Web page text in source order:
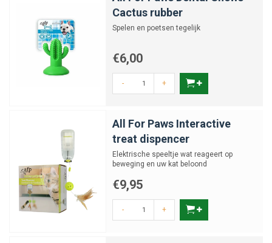
Cactus rubber
Spelen en poetsen tegelijk
€6,00
- +
All For Paws Interactive
treat dispencer
Elektrische speeltje wat reageert op
beweging en uw kat beloond
€9,95
- +